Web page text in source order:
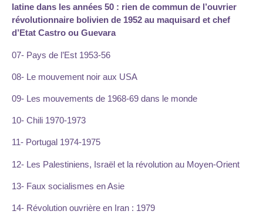
latine dans les années 50 : rien de commun de l’ouvrier
révolutionnaire bolivien de 1952 au maquisard et chef
d’Etat Castro ou Guevara
07- Pays de l’Est 1953-56
08- Le mouvement noir aux USA
09- Les mouvements de 1968-69 dans le monde
10- Chili 1970-1973
11- Portugal 1974-1975
12- Les Palestiniens, Israël et la révolution au Moyen-Orient
13- Faux socialismes en Asie
14- Révolution ouvrière en Iran : 1979